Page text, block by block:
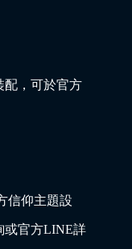
配，可於官方
信仰主題設
或官方LINE詳